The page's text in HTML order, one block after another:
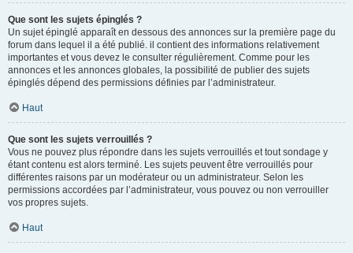
Que sont les sujets épinglés ?
Un sujet épinglé apparaît en dessous des annonces sur la première page du
forum dans lequel il a été publié. il contient des informations relativement
importantes et vous devez le consulter régulièrement. Comme pour les
annonces et les annonces globales, la possibilité de publier des sujets
épinglés dépend des permissions définies par l’administrateur.
Haut
Que sont les sujets verrouillés ?
Vous ne pouvez plus répondre dans les sujets verrouillés et tout sondage y
étant contenu est alors terminé. Les sujets peuvent être verrouillés pour
différentes raisons par un modérateur ou un administrateur. Selon les
permissions accordées par l’administrateur, vous pouvez ou non verrouiller
vos propres sujets.
Haut